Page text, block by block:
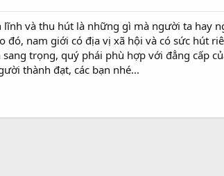
và thu hút là những gì mà người ta hay
đó, nam giới có địa vị xã hội và có sức hút
trọng, quý phái phù hợp với đẳng cấp
thành đạt, các bạn nhé...